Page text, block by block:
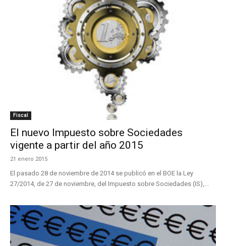
Fiscal
El nuevo Impuesto sobre Sociedades
vigente a partir del año 2015
21 enero 2015
El pasado 28 de noviembre de 2014 se publicó en el BOE la Ley
27/2014, de 27 de noviembre, del Impuesto sobre Sociedades (IS),...